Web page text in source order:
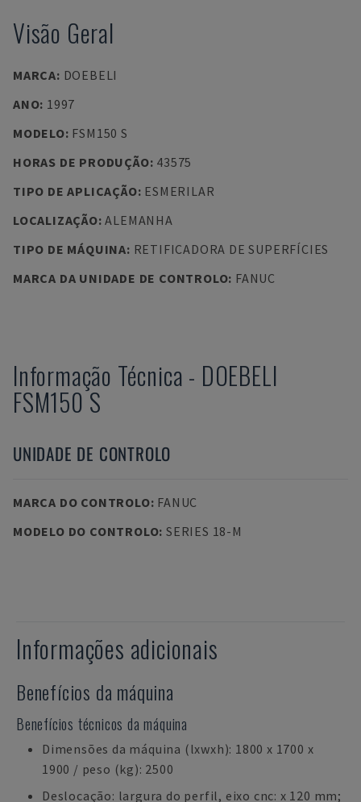
Visão Geral
MARCA: DOEBELI
ANO: 1997
MODELO: FSM150 S
HORAS DE PRODUÇÃO: 43575
TIPO DE APLICAÇÃO: ESMERILAR
LOCALIZAÇÃO:ALEMANHA
TIPO DE MÁQUINA: RETIFICADORA DE SUPERFÍCIES
MARCA DA UNIDADE DE CONTROLO: FANUC
Informação Técnica - DOEBELI
FSM150 S
UNIDADE DE CONTROLO
MARCA DO CONTROLO: FANUC
MODELO DO CONTROLO: SERIES 18-M
Informações adicionais
Benefícios da máquina
Benefícios técnicos da máquina
Dimensões da máquina (lxwxh): 1800 x 1700 x
1900 / peso (kg): 2500
Deslocação: largura do perfil, eixo cnc: x 120 mm;